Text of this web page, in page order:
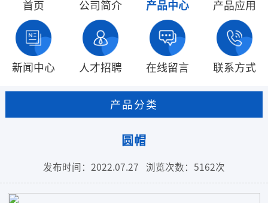
首页 公司简介 产品中心 产品应用
新闻中心 人才招聘 在线留言 联系方式
产品分类
圆帽
发布时间：2022.07.27 浏览次数：5162次